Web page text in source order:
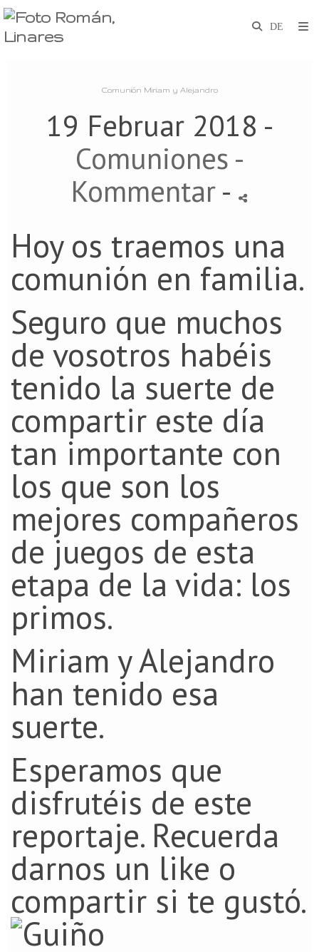
Comunión Miriam y Alejandro
19 Februar 2018 -
Comuniones -
Kommentar-
Hoy os traemos una
comunión en familia.
Seguro que muchos
de vosotros habéis
tenido la suerte de
compartir este día
tan importante con
los que son los
mejores compañeros
de juegos de esta
etapa de la vida: los
primos.
Miriam y Alejandro
han tenido esa
suerte.
Esperamos que
disfrutéis de este
reportaje. Recuerda
darnos un like o
compartir si te gustó.